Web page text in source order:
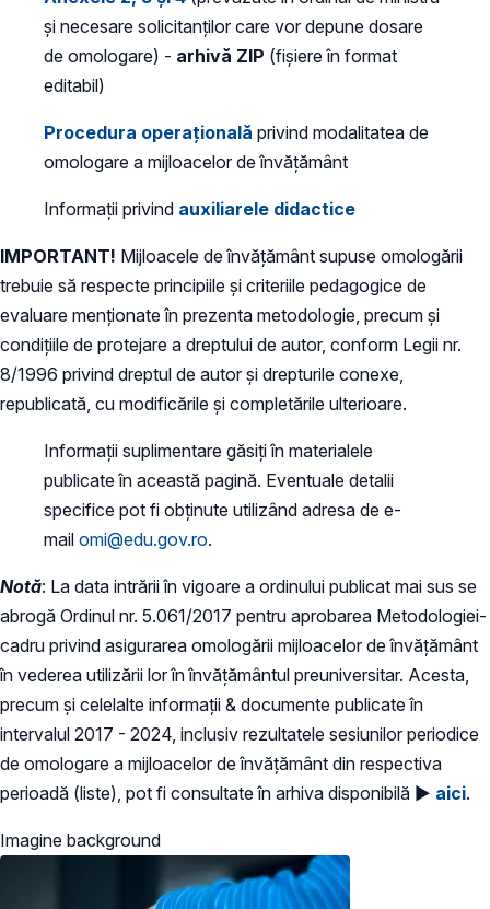
și necesare solicitanților care vor depune dosare
de omologare) - arhivă ZIP (fișiere în format
editabil)
Procedura operațională privind modalitatea de
omologare a mijloacelor de învățământ
Informații privind auxiliarele didactice
IMPORTANT! Mijloacele de învățământ supuse omologării
trebuie să respecte principiile și criteriile pedagogice de
evaluare menționate în prezenta metodologie, precum și
condițiile de protejare a dreptului de autor, conform Legii nr.
8/1996 privind dreptul de autor și drepturile conexe,
republicată, cu modificările și completările ulterioare.
Informații suplimentare găsiți în materialele
publicate în această pagină. Eventuale detalii
specifice pot fi obținute utilizând adresa de e-
mail omi@edu.gov.ro.
Notă: La data intrării în vigoare a ordinului publicat mai sus se
abrogă Ordinul nr. 5.061/2017 pentru aprobarea Metodologiei-
cadru privind asigurarea omologării mijloacelor de învățământ
în vederea utilizării lor în învățământul preuniversitar. Acesta,
precum și celelalte informații & documente publicate în
intervalul 2017 - 2024, inclusiv rezultatele sesiunilor periodice
de omologare a mijloacelor de învățământ din respectiva
perioadă (liste), pot fi consultate în arhiva disponibilă ► aici.
Imagine background